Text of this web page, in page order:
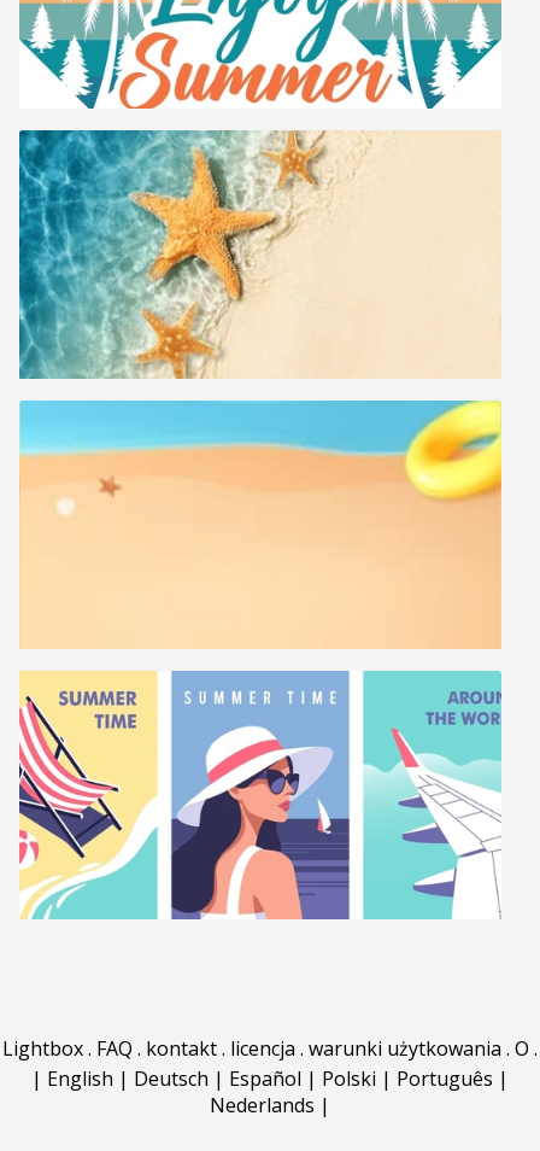
Lightbox. FAQ . kontakt. licencja . warunki użytkowania . O .
| English | Deutsch | Español | Polski | Português |
Nederlands |